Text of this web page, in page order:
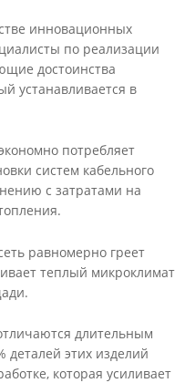
инновационных
по реализации
достоинства
устанавливается в
потребляет
систем кабельного
с затратами на
равномерно греет
теплый микроклимат
длительным
деталей этих изделий
которая усиливает